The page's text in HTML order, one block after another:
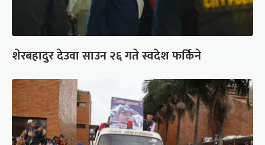
शेरबहादुर देउवा साउन २६ गते स्वदेश फर्किने